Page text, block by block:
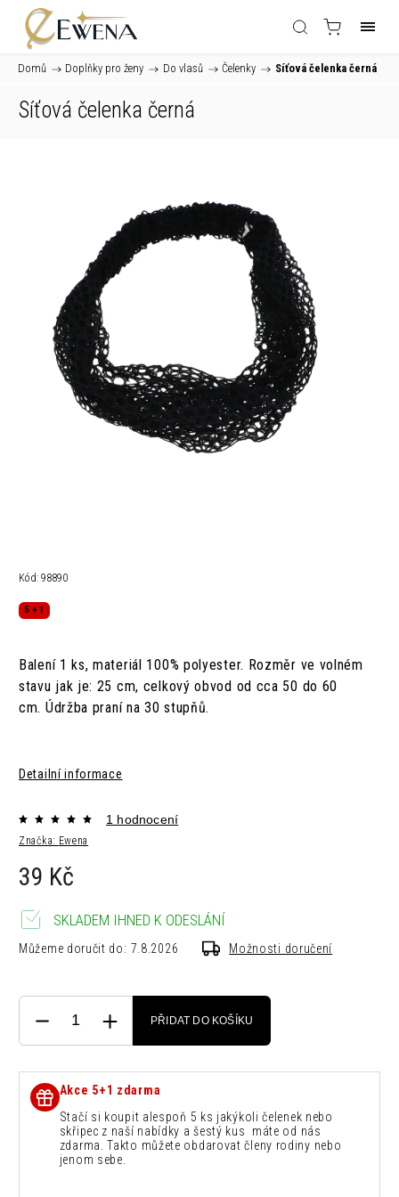
Domů / Doplňky pro ženy / Do vlasů / Čelenky / Síťová čelenka černá
Síťová čelenka černá
Kód: 98890
5 + 1
Balení 1 ks, materiál 100% polyester. Rozměr ve volném
stavu jak je: 25 cm, celkový obvod od cca 50 do 60
cm. Údržba praní na 30 stupňů.
Detailní informace
Značka: Ewena
1 hodnocení
39 Kč
SKLADEM IHNED K ODESLÁNÍ
Můžeme doručit do: 7.8.2026 Možnosti doručení
PŘIDAT DO KOŠÍKU
Akce 5+1 zdarma
Stačí si koupit alespoň 5 ks jakýkoli čelenek nebo
skřipec z naší nabídky a šestý kus máte od nás
zdarma. Takto můžete obdarovat členy rodiny nebo
jenom sebe.